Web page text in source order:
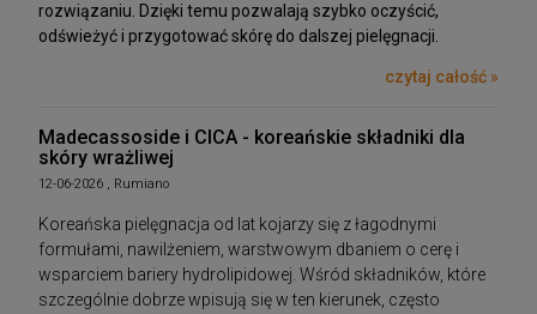
rozwiązaniu. Dzięki temu pozwalają szybko oczyścić,
odświeżyć i przygotować skórę do dalszej pielęgnacji.
czytaj całość »
Madecassoside i CICA - koreańskie składniki dla
skóry wrażliwej
12-06-2026 , Rumiano
Koreańska pielęgnacja od lat kojarzy się z łagodnymi
formułami, nawilżeniem, warstwowym dbaniem o cerę i
wsparciem bariery hydrolipidowej. Wśród składników, które
szczególnie dobrze wpisują się w ten kierunek, często